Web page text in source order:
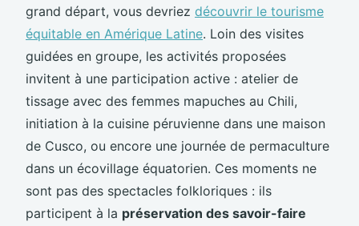
grand départ, vous devriez découvrir le tourisme
équitable en Amérique Latine. Loin des visites
guidées en groupe, les activités proposées
invitent à une participation active : atelier de
tissage avec des femmes mapuches au Chili,
initiation à la cuisine péruvienne dans une maison
de Cusco, ou encore une journée de permaculture
dans un écovillage équatorien. Ces moments ne
sont pas des spectacles folkloriques : ils
participent à la préservation des savoir-faire